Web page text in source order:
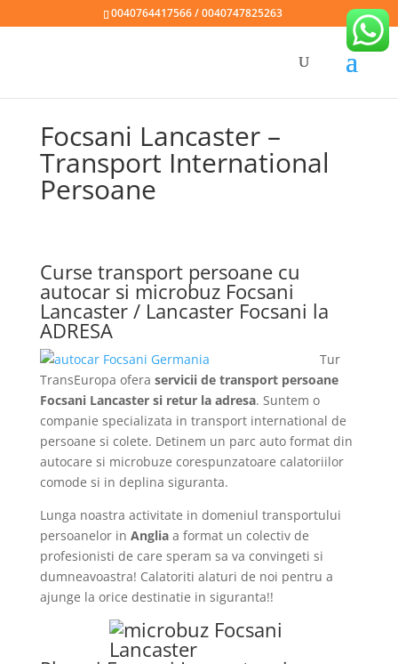
0040764417566 / 0040747825263
Focsani Lancaster –
Transport International
Persoane
Curse transport persoane cu
autocar si microbuz Focsani
Lancaster / Lancaster Focsani la
ADRESA
Tur
TransEuropa ofera servicii de transport persoane
Focsani Lancaster si retur la adresa. Suntem o
companie specializata in transport international de
persoane si colete. Detinem un parc auto format din
autocare si microbuze corespunzatoare calatoriilor
comode si in deplina siguranta.
Lunga noastra activitate in domeniul transportului
persoanelor in Angliaa format un colectiv de
profesionisti de care speram sa va convingeti si
dumneavoastra! Calatoriti alaturi de noi pentru a
ajunge la orice destinatie in siguranta!!